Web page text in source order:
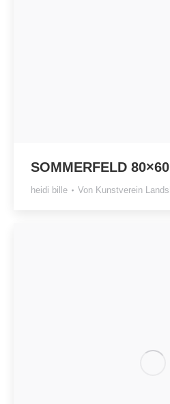
SOMMERFELD
heidi bille Von Kunstverein